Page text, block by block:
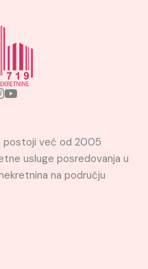
postoji već od 2005
usluge posredovanja u
na području